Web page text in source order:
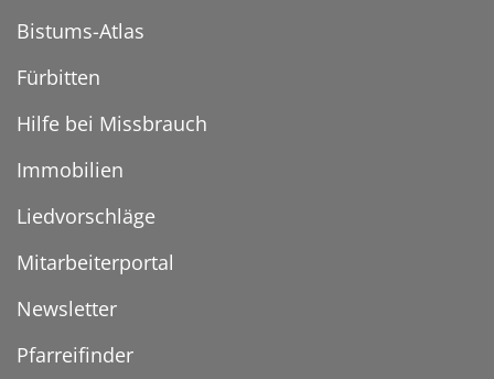
Bistums-Atlas
Fürbitten
Hilfe bei Missbrauch
Immobilien
Liedvorschläge
Mitarbeiterportal
Newsletter
Pfarreifinder